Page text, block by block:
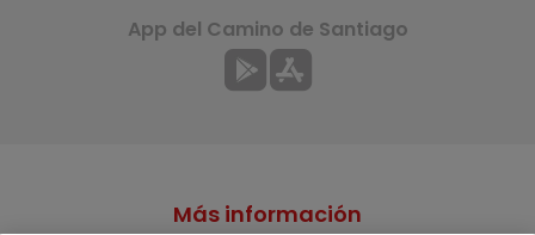
Más información
App del Camino de Santiago